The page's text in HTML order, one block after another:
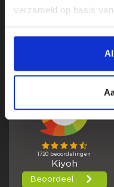
verzameld op basis